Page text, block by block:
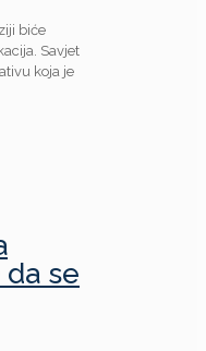
biće
Savjet
koja je
se